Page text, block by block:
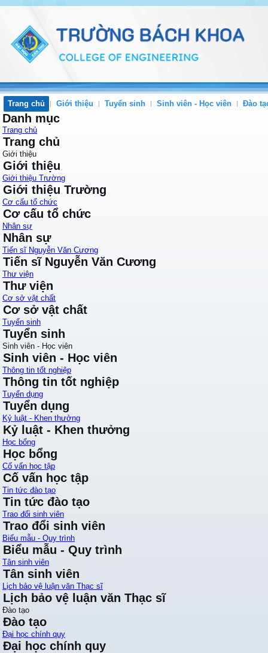
Trang chủ Giới thiệu Tuyển sinh Sinh viên - Học viên Đào
Danh mục
Trang chủ
Trang chủ
Giới thiệu
Giới thiệu
Giới thiệu Trường
Giới thiệu Trường
Cơ cấu tổ chức
Cơ cấu tổ chức
Nhân sự
Nhân sự
Tiến sĩ Nguyễn Văn Cương
Tiến sĩ Nguyễn Văn Cương
Thư viện
Thư viện
Cơ sở vật chất
Cơ sở vật chất
Tuyển sinh
Tuyển sinh
Sinh viên - Học viên
Sinh viên - Học viên
Thông tin tốt nghiệp
Thông tin tốt nghiệp
Tuyển dụng
Tuyển dụng
Kỷ luật - Khen thưởng
Kỷ luật - Khen thưởng
Học bổng
Học bổng
Cố vấn học tập
Cố vấn học tập
Tin tức đào tạo
Tin tức đào tạo
Trao đổi sinh viên
Trao đổi sinh viên
Biểu mẫu - Quy trình
Biểu mẫu - Quy trình
Tân sinh viên
Tân sinh viên
Lịch bảo vệ luận văn Thạc sĩ
Lịch bảo vệ luận văn Thạc sĩ
Đào tạo
Đào tạo
Đại học chính quy
Đại học chính quy